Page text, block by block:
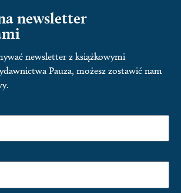
newsletter
newsletter z książkowymi
Pauza, możesz zostawić nam